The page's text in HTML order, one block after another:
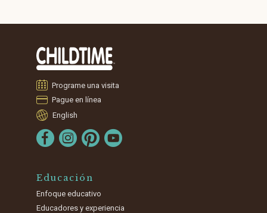
Programe una visita
Pague en línea
English
Educación
Enfoque educativo
Educadores y experiencia